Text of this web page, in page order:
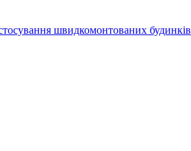
швидкомонтованих будинків